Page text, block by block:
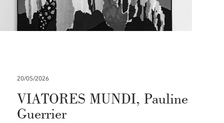
20/05/2026
VIATORES MUNDI, Pauline
Guerrier